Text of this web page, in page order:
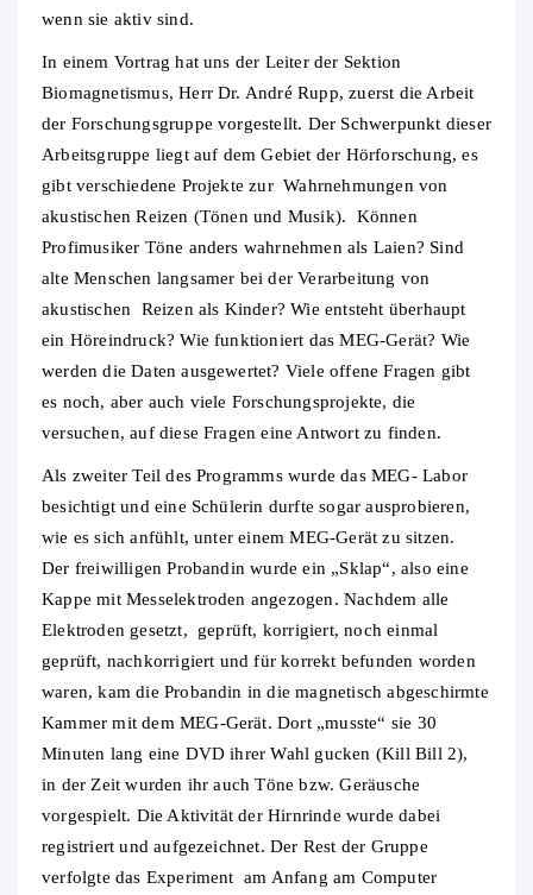
wenn sie aktiv sind.
In einem Vortrag hat uns der Leiter der Sektion
Biomagnetismus, Herr Dr. André Rupp, zuerst die Arbeit
der Forschungsgruppe vorgestellt. Der Schwerpunkt dieser
Arbeitsgruppe liegt auf dem Gebiet der Hörforschung, es
gibt verschiedene Projekte zur Wahrnehmungen von
akustischen Reizen (Tönen und Musik). Können
Profimusiker Töne anders wahrnehmen als Laien? Sind
alte Menschen langsamer bei der Verarbeitung von
akustischen Reizen als Kinder? Wie entsteht überhaupt
ein Höreindruck? Wie funktioniert das MEG-Gerät? Wie
werden die Daten ausgewertet? Viele offene Fragen gibt
es noch, aber auch viele Forschungsprojekte, die
versuchen, auf diese Fragen eine Antwort zu finden.
Als zweiter Teil des Programms wurde das MEG- Labor
besichtigt und eine Schülerin durfte sogar ausprobieren,
wie es sich anfühlt, unter einem MEG-Gerät zu sitzen.
Der freiwilligen Probandin wurde ein „Sklap“, also eine
Kappe mit Messelektroden angezogen. Nachdem alle
Elektroden gesetzt, geprüft, korrigiert, noch einmal
geprüft, nachkorrigiert und für korrekt befunden worden
waren, kam die Probandin in die magnetisch abgeschirmte
Kammer mit dem MEG-Gerät. Dort „musste“ sie 30
Minuten lang eine DVD ihrer Wahl gucken (Kill Bill 2),
in der Zeit wurden ihr auch Töne bzw. Geräusche
vorgespielt. Die Aktivität der Hirnrinde wurde dabei
registriert und aufgezeichnet. Der Rest der Gruppe
verfolgte das Experiment am Anfang am Computer